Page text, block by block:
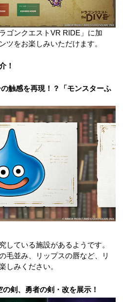
ゴンクエストVR RIDE」に加
ツをお楽しみいただけます。
！
触感を再現！？「モンスターふ
している施設があるようです。
毛並み、リップスの唇など、リ
しみください。
剣、勇者の剣・改を展示！